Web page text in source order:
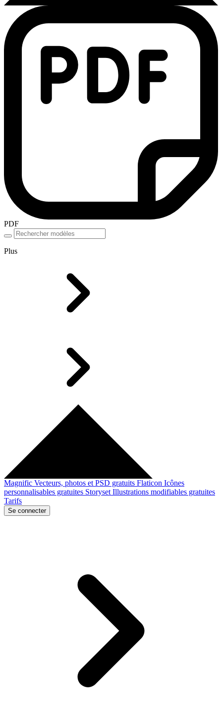
PDF
Plus
Magnific Vecteurs, photos et PSD gratuits Flaticon Icônes
personnalisables gratuites Storyset Illustrations modifiables gratuites
Tarifs
Se connecter